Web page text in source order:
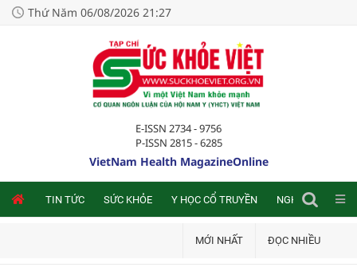
Thứ Năm 06/08/2026 21:27
E-ISSN 2734 - 9756
P-ISSN 2815 - 6285
VietNam Health MagazineOnline
TIN TỨC SỨC KHỎE Y HỌC CỔ TRUYỀN NGHIÊN CỨU
MỚI NHẤT ĐỌC NHIỀU